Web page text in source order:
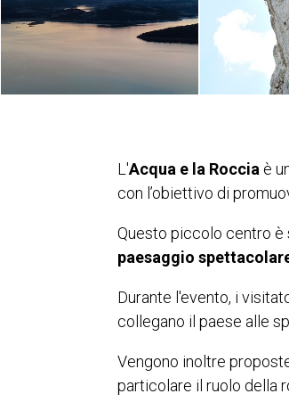
L'Acqua e la Roccia è
con l’obiettivo di
Questo piccolo centro è
paesaggio
Durante l'evento, i
collegano il paese alle
Vengono inoltre
particolare il ruolo della